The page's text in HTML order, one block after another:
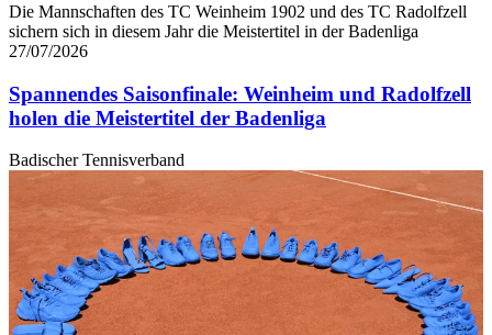
Die Mannschaften des TC Weinheim 1902 und des TC Radolfzell
sichern sich in diesem Jahr die Meistertitel in der Badenliga
27/07/2026
Spannendes Saisonfinale: Weinheim und Radolfzell
holen die Meistertitel der Badenliga
Badischer Tennisverband